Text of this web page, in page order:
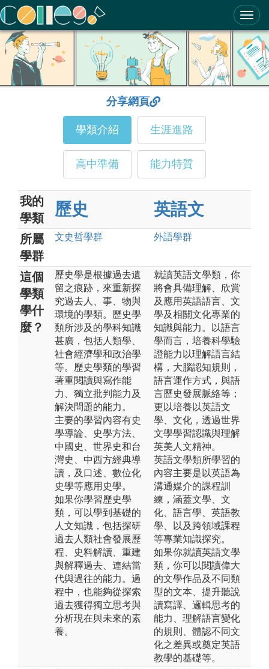
ColleGo! 大學選才與高中育才輔助系統
分享網頁
學類介紹 生涯進路
高中準備 能力特質
我的
學類
歷史 英語文
所屬
學群
文史哲學群 外語學群
這個
學類
學什
麼？
歷史學是根據過去遺
留之痕跡，來重新探
究過去人、事、物與
環境的學類。歷史學
類所涉及的學科知識
甚廣，包括人類學、
社會經濟學和政治學
等。歷史學類的學習
著重閱讀與寫作能
力、獨立批判能力及
解決問題的能力。
主要的學習內容有史
學導論、史學方法、
中國史、世界史和台
灣史、中西方經典導
讀，及口述、數位化
史學等應用史學。
如果你學習歷史學
類，可以學到基礎的
人文知識，包括探研
過去人類社會發展歷
程、史料解讀、重建
與解釋過去、連結當
代與過往的能力。過
程中，也能夠從探索
過去獲得獨立思考與
分析現在與未來的素
養。
就讀英語文學類，你
將會具備理解、欣賞
及應用英語語言、文
學及相關文化專業的
知識與能力。以語言
學而言，培養科學驗
證能力以理解語言結
構，大腦認知規則，
語言運作方式，與語
言歷史發展脈絡等；
更以培養以英語文
學、文化，透過世界
文學學習認識與理解
英美人文精神。
英語文學類所學習的
內容主要是以英語為
溝通媒介的課程訓
練，涵蓋文學、文
化、語言學、英語教
學、以及跨領域課程
等專業知識探究。
如果你就讀英語文學
類，你可以閱讀偉大
的文學作品及不同類
型的文本、提升聽說
讀寫譯、邏輯思考的
能力、理解語言變化
的規則、體認不同文
化之差異或奠定英語
教學的基礎等。